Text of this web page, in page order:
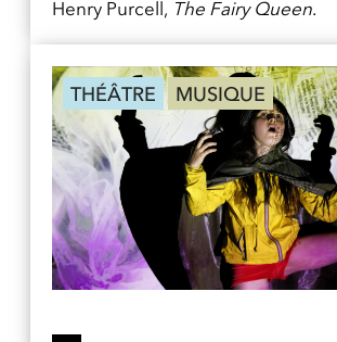
Henry Purcell, The Fairy Queen.
THÉÂTRE MUSIQUE